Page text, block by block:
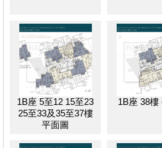
1B座 5至12 15至23
25至33及35至37樓
平面圖
1B座 38樓